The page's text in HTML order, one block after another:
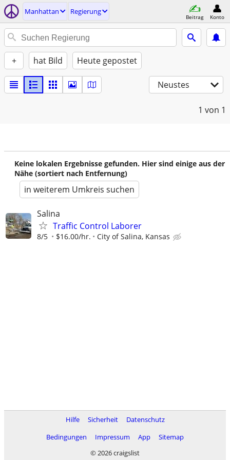
Manhattan Regierung
Beitrag Konto
+ hat Bild Heute gepostet
Neustes
1 von 1
Keine lokalen Ergebnisse gefunden. Hier sind einige aus der
Nähe (sortiert nach Entfernung)
in weiterem Umkreis suchen
Salina
Traffic Control Laborer
8/5 $16.00/hr. City of Salina, Kansas
Hilfe Sicherheit
Datenschutz
Bedingungen
Impressum App
Sitemap
© 2026 craigslist